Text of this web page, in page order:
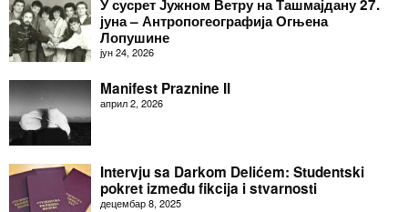
У сусрет Јужном Ветру на Ташмајдану 27.
јуна – Антропогеографија Огњена
Лопушине
јун 24, 2026
Manifest Praznine II
април 2, 2026
Intervju sa Darkom Delićem: Studentski
pokret između fikcija i stvarnosti
децембар 8, 2025